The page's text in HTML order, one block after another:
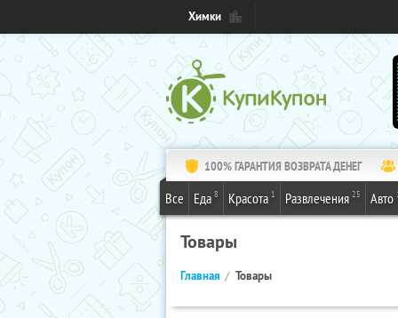
Химки
100% ГАРАНТИЯ ВОЗВРАТА ДЕНЕГ
Все Еда 8 Красота 1 Развлечения 25 Авто
Товары
Главная Товары